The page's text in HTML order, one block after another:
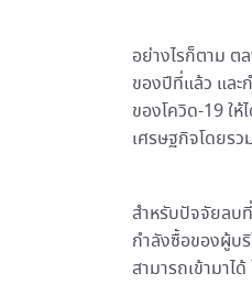
อย่างไรก็ตาม ต
ของปีที่แล้ว แล
ของโควิด-19 ใ
เศรษฐกิจโดยร
สำหรับปัจจัยลบ
กำลังซื้อของผู้บ
สามารถเข้ามาไ